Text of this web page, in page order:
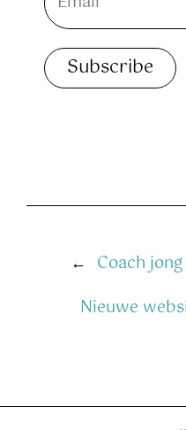
← Coach
Nieuwe